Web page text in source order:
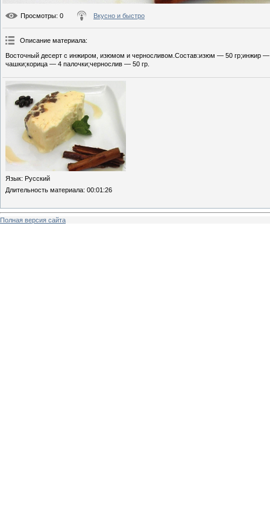
Просмотры: 0 Вкусно и быстро
Описание материала:
Восточный десерт с инжиром, изюмом и черносливом.Состав:изюм — 50
чашки;корица — 4 палочки;чернослив — 50 гр.
Язык: Русский
Длительность материала: 00:01:26
Полная версия сайта